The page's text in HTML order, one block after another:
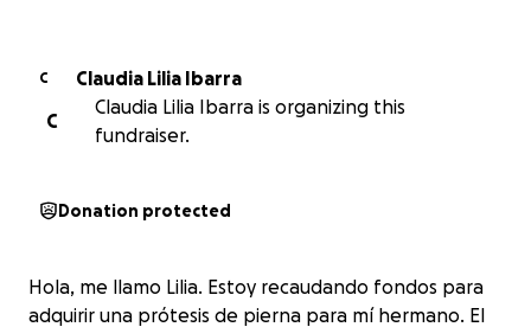
C
Claudia Lilia Ibarra
C
Claudia Lilia Ibarra is organizing this
fundraiser.
Donation protected
Hola, me llamo Lilia. Estoy recaudando fondos para
adquirir una prótesis de pierna para mí hermano. El